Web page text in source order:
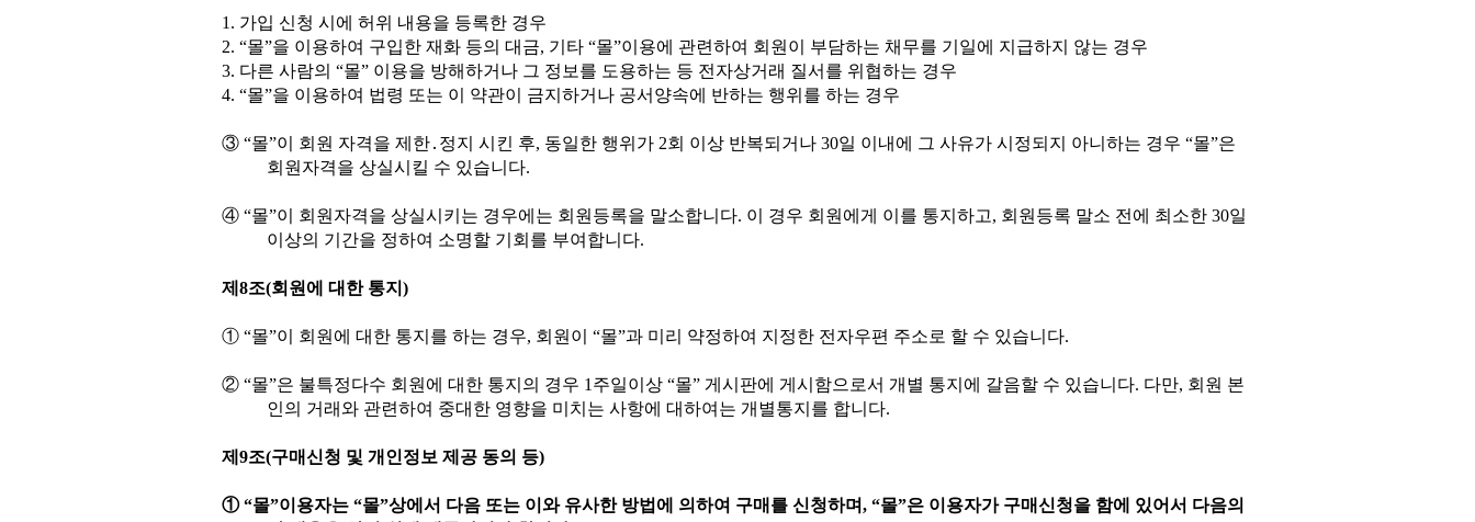
1. 가입 신청 시에 허위 내용을 등록한 경우
2. “몰”을 이용하여 구입한 재화 등의 대금, 기타 “몰”이용에 관련하여 회원이 부담하는 채무를 기일에 지급하지 않는 경우
3. 다른 사람의 “몰” 이용을 방해하거나 그 정보를 도용하는 등 전자상거래 질서를 위협하는 경우
4. “몰”을 이용하여 법령 또는 이 약관이 금지하거나 공서양속에 반하는 행위를 하는 경우
③ “몰”이 회원 자격을 제한․ 정지 시킨 후, 동일한 행위가 2회 이상 반복되거나 30일 이내에 그 사유가 시정되지 아니하는 경우 “몰”은
회원자격을 상실시킬 수 있습니다.
④ “몰”이 회원자격을 상실시키는 경우에는 회원등록을 말소합니다. 이 경우 회원에게 이를 통지하고, 회원등록 말소 전에 최소한 30일
이상의 기간을 정하여 소명할 기회를 부여합니다.
제 8조(회원에 대한 통지 )
① “몰”이 회원에 대한 통지를 하는 경우, 회원이 “몰”과 미리 약정하여 지정한 전자우편 주소로 할 수 있습니다.
② “몰”은 불특정다수 회원에 대한 통지의 경우 1 주일이상 “몰” 게시판에 게시함으로서 개별 통지에 갈음할 수 있습니다. 다만, 회원 본
인의 거래와 관련하여 중대한 영향을 미치는 사항에 대하여는 개별통지를 합니다.
제 9조(구매신청 및 개인정보 제공 동의 등)
①“몰”이용자는 “몰”상에서 다음 또는 이와 유사한 방법에 의하여 구매를 신청하며, “몰”은 이용자가 구매신청을 함에 있어서 다음의